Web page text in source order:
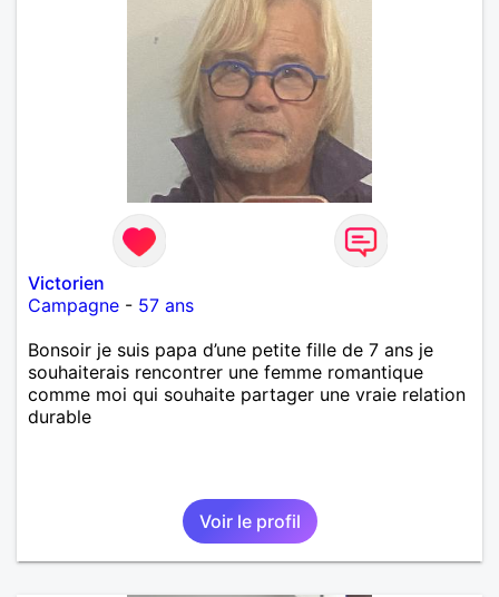
Victorien
Campagne - 57 ans
Bonsoir je suis papa d’une petite fille de 7 ans je
souhaiterais rencontrer une femme romantique
comme moi qui souhaite partager une vraie relation
durable
Voir le profil